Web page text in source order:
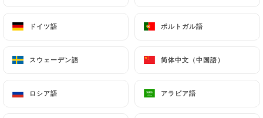
メニュー
ドイツ語 ポルトガル語
スウェーデン語 简体中文（中国語）
ロシア語 アラビア語
ドイツ語 ポルトガル語
スウェーデン語 简体中文（中国語）
ロシア語 アラビア語